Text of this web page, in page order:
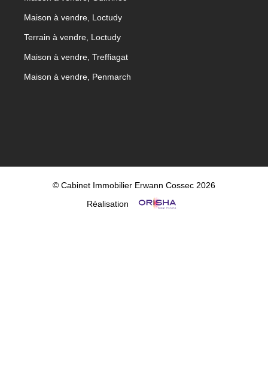
Maison à vendre, Loctudy
Terrain à vendre, Loctudy
Maison à vendre, Treffiagat
Maison à vendre, Penmarch
© Cabinet Immobilier Erwann Cossec 2026
Réalisation